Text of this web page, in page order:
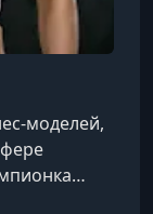
моделей,
бикини, а